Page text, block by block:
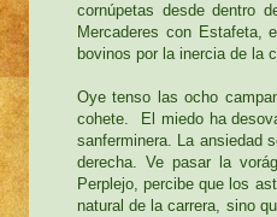
cornúpetas desde dentro
Mercaderes con Estafeta,
bovinos por la inercia de la
Oye tenso las ocho
cohete. El miedo ha
sanferminera. La ansiedad
derecha. Ve pasar la
Perplejo, percibe que los
natural de la carrera, sino